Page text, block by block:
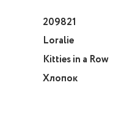
209821
Loralie
Kitties in a Row
Хлопок